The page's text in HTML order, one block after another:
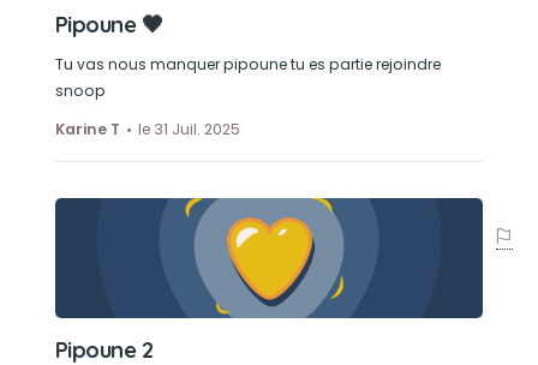
Pipoune 🖤
Tu vas nous manquer pipoune tu es partie rejoindre
snoop
Karine T
le 31 Juil. 2025
Pipoune 2